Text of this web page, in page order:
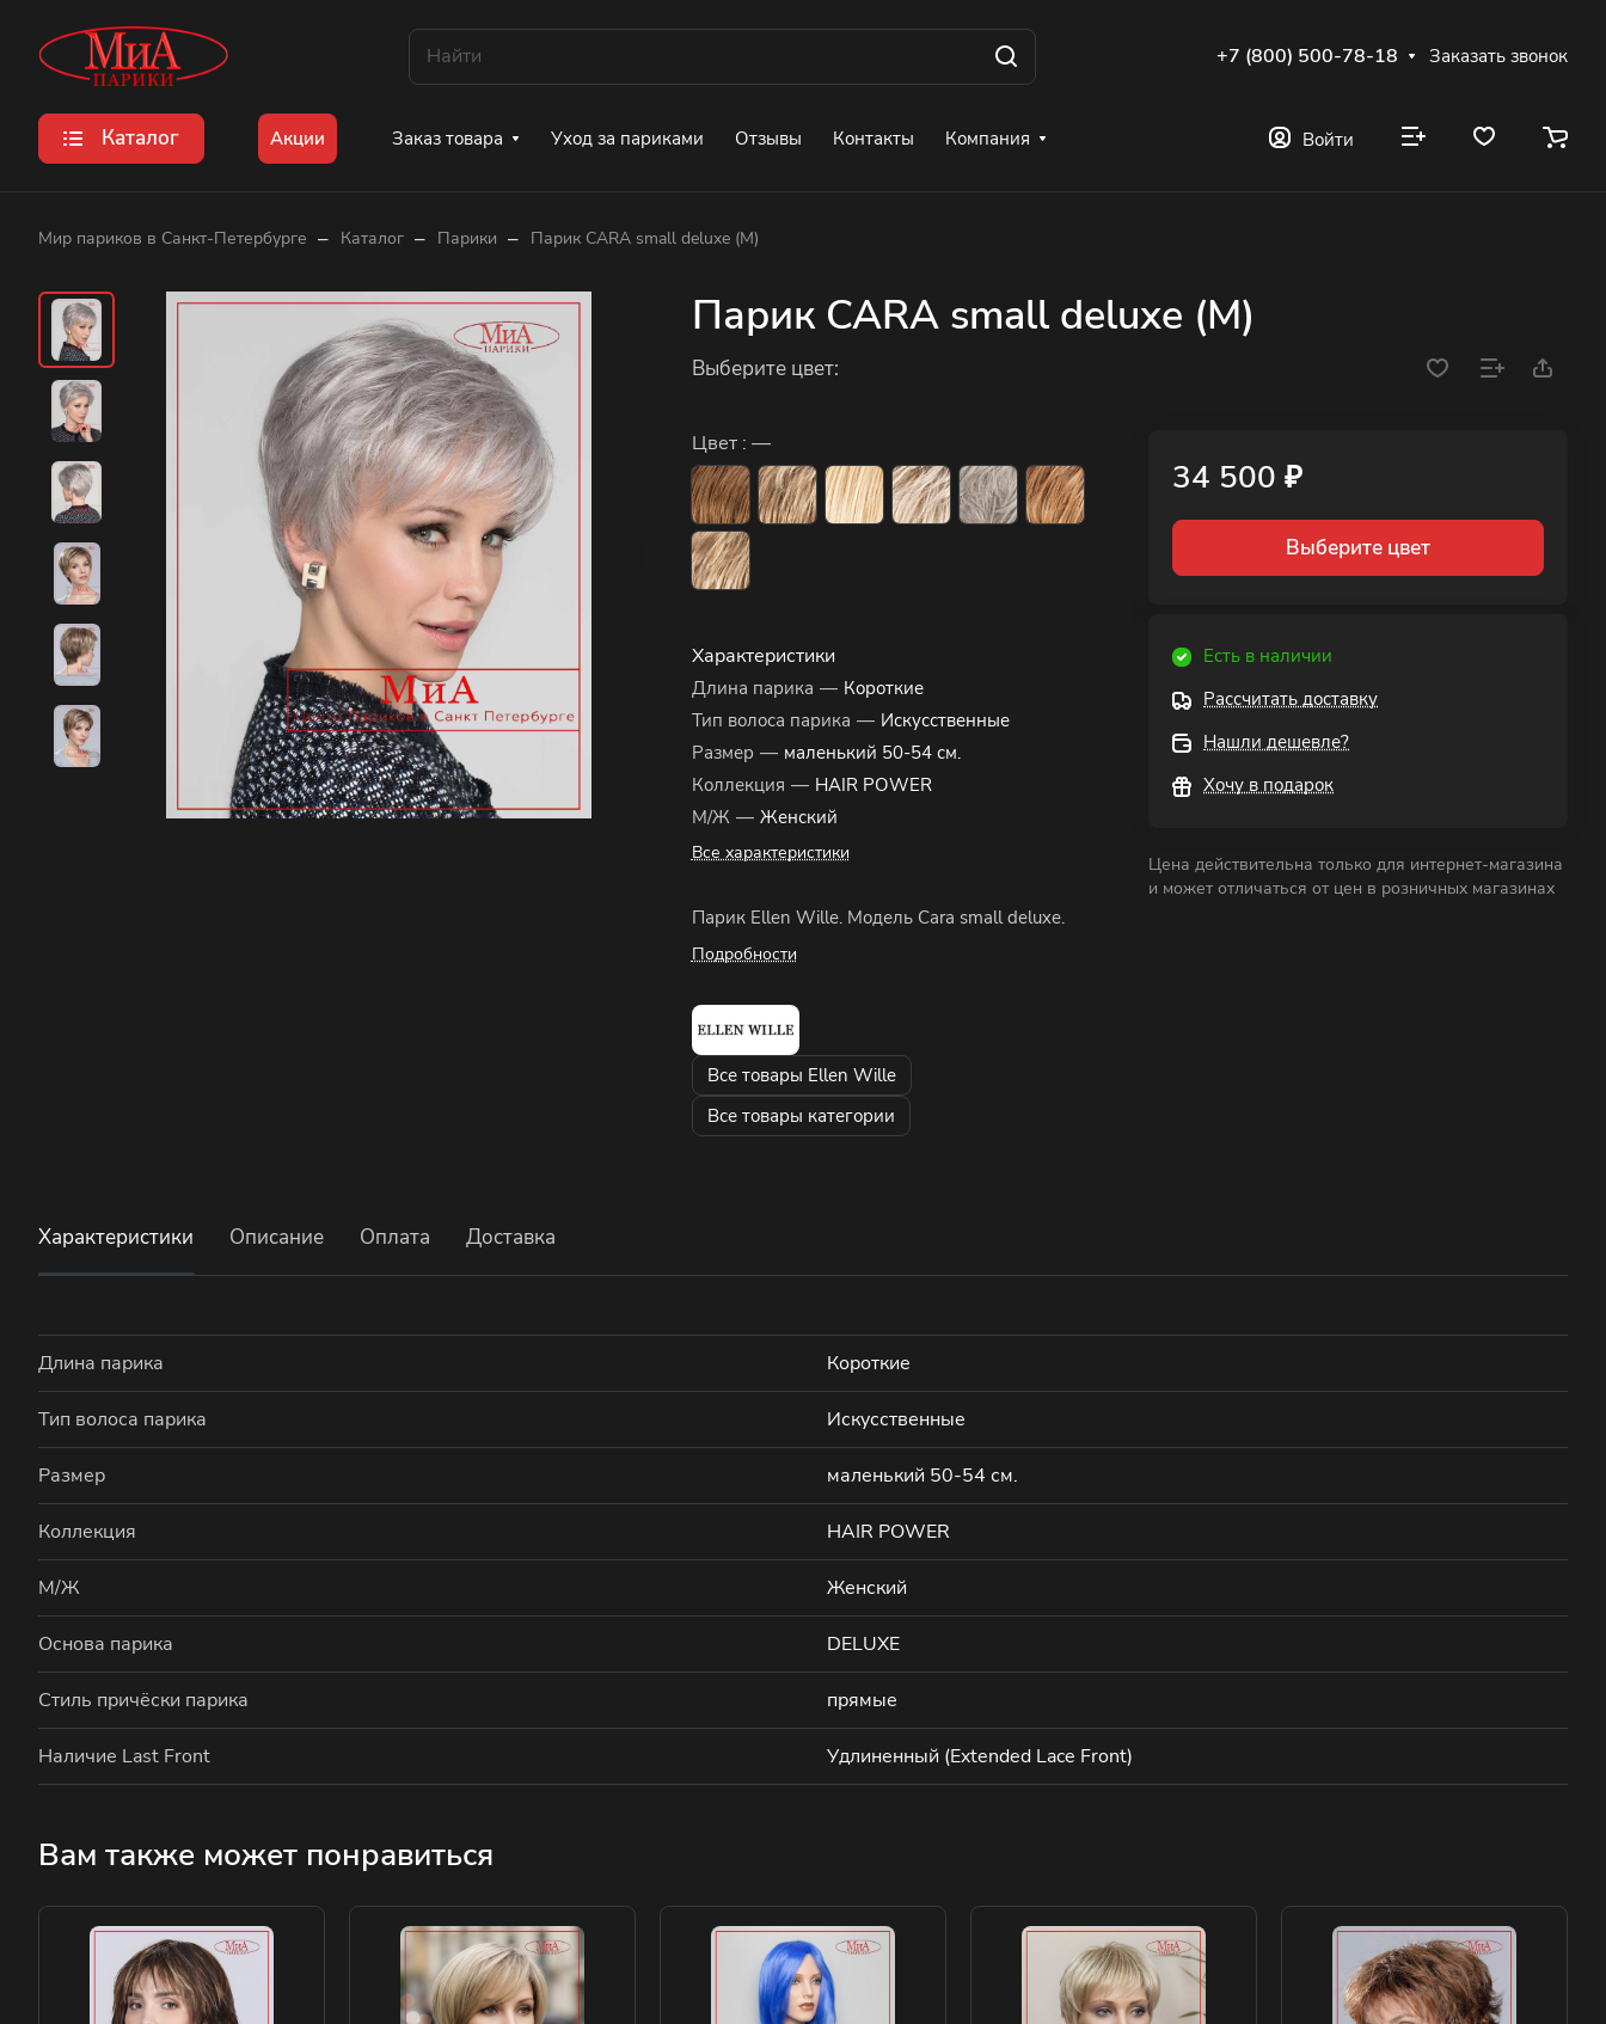
+7 (800) 500-78-18 Заказать звонок
Каталог Акции Заказ товара Уход за париками Отзывы Контакты Компания Войти
Мир париков в Санкт-Петербурге – Каталог – Парики – Парик CARA small deluxe (M)
Парик CARA small deluxe (M)
Выберите цвет:
Цвет : —
Характеристики
Длина парика — Короткие
Тип волоса парика — Искусственные
Размер — маленький 50-54 см.
Коллекция — HAIR POWER
М/Ж — Женский
Все характеристики
Парик Ellen Wille. Модель Cara small deluxe.
Подробности
Все товары Ellen Wille
Все товары категории
34 500 ₽
Выберите цвет
Есть в наличии
Рассчитать доставку
Нашли дешевле?
Хочу в подарок
Цена действительна только для интернет-магазина
и может отличаться от цен в розничных магазинах
Характеристики Описание Оплата Доставка
Длина парика Короткие
Тип волоса парика Искусственные
Размер маленький 50-54 см.
Коллекция HAIR POWER
М/Ж Женский
Основа парика DELUXE
Стиль причёски парика прямые
Наличие Last Front Удлиненный (Extended Lace Front)
Вам также может понравиться